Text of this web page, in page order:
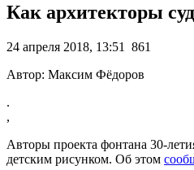
Как архитекторы
24 апреля 2018, 13:51
861
Автор: Максим Фёдоров
.
,
Авторы проекта фонтана 30-
детским рисунком. Об этом